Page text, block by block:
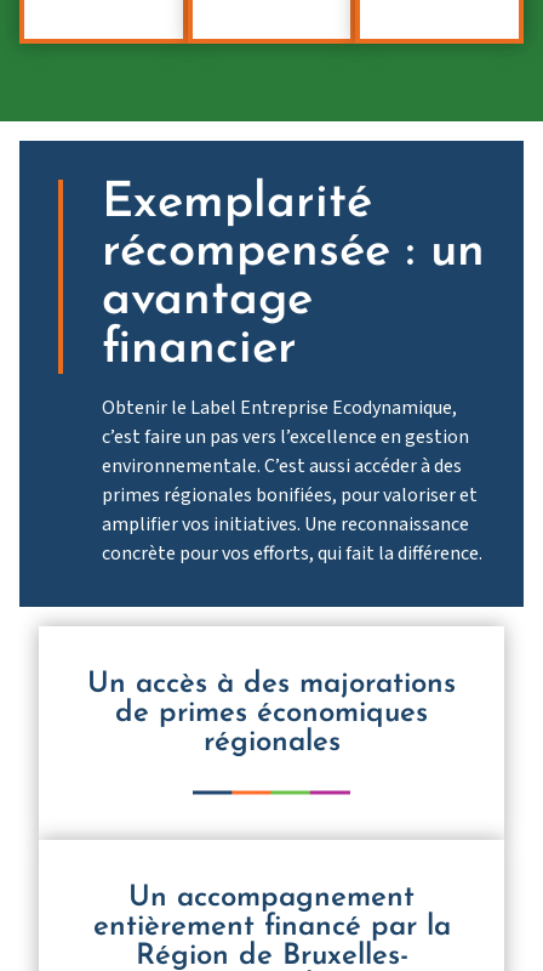
Exemplarité
récompensée : un
avantage
financier
Obtenir le Label Entreprise Ecodynamique,
c’est faire un pas vers l’excellence en gestion
environnementale. C’est aussi accéder à des
primes régionales bonifiées, pour valoriser et
amplifier vos initiatives. Une reconnaissance
concrète pour vos efforts, qui fait la différence.
Un accès à des majorations
de primes économiques
régionales
Un accompagnement
entièrement financé par la
Région de Bruxelles-